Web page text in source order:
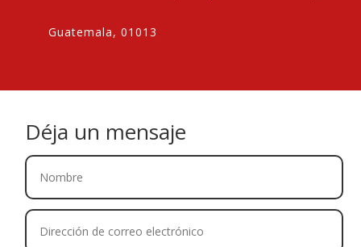
Guatemala, 01013
Déja un mensaje